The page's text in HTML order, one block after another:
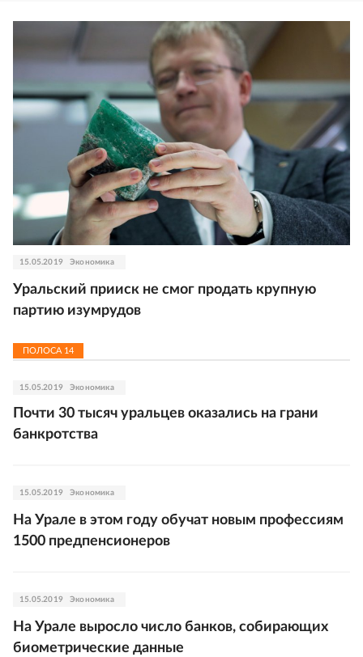
15.05.2019 Экономика
Уральский прииск не смог продать крупную
партию изумрудов
ПОЛОСА 14
15.05.2019 Экономика
Почти 30 тысяч уральцев оказались на грани
банкротства
15.05.2019 Экономика
На Урале в этом году обучат новым профессиям
1500 предпенсионеров
15.05.2019 Экономика
На Урале выросло число банков, собирающих
биометрические данные